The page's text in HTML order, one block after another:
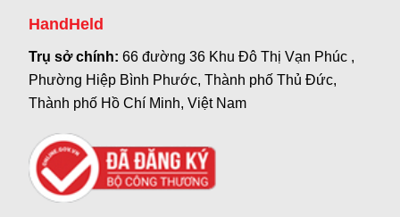
HandHeld
Trụ sở chính:66 đường 36 Khu Đô Thị Vạn Phúc ,
Phường Hiệp Bình Phước, Thành phố Thủ Đức,
Thành phố Hồ Chí Minh, Việt Nam